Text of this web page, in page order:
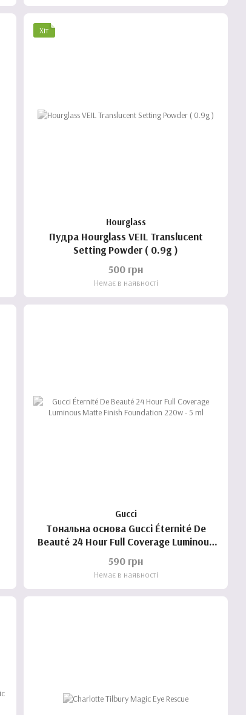
Хіт
Hourglass
Пудра Hourglass VEIL Translucent
Setting Powder ( 0.9g )
500 грн
Немає в наявності
Gucci
Тональна основа Gucci Éternité De
Beauté 24 Hour Full Coverage Luminous
590 грн
Немає в наявності